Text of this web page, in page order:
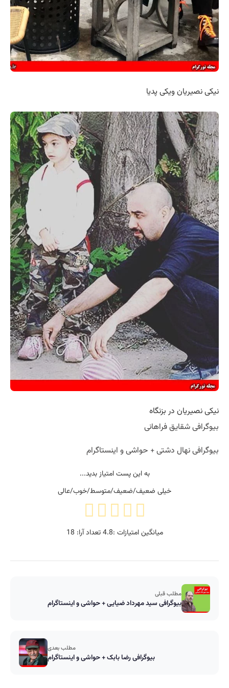
نیکی نصیریان ویکی پدیا
نیکی نصیریان در بزنگاه
بیوگرافی شقایق فراهانی
بیوگرافی نهال دشتی + حواشی و اینستاگرام
به این پست امتیاز بدید...
خیلی ضعیف/ضعیف/متوسط/خوب/عالی
میانگین امتیازات :4.8تعداد آرا: 18
مطلب قبلی
بیوگرافی سید مهرداد ضیایی + حواشی و اینستاگرام
مطلب بعدی
بیوگرافی رضا بابک + حواشی و اینستاگرام